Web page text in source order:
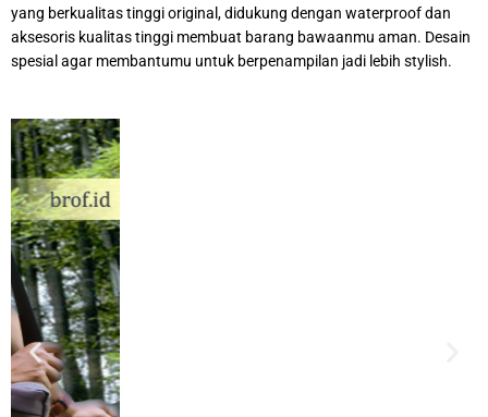
yang berkualitas tinggi original, didukung dengan waterproof dan
aksesoris kualitas tinggi membuat barang bawaanmu aman. Desain
spesial agar membantumu untuk berpenampilan jadi lebih stylish.